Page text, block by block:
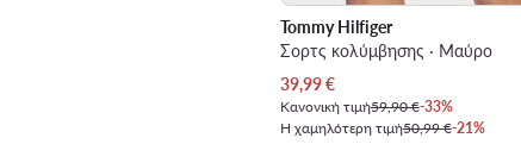
Tommy Hilfiger
Σορτς κολύμβησης · Μαύρο
Τρέχουσα τιμή
39,99€
Κανονική τιμή59,90 €-33%
Η χαμηλότερη τιμή50,99 €-21%